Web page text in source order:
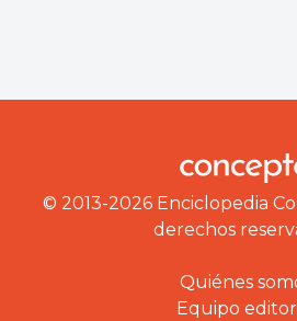
© 2013-2026 Enciclopedia
derechos
Quiénes
Equipo